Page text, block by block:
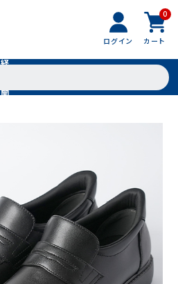
ログイン
0
カート
経
聞